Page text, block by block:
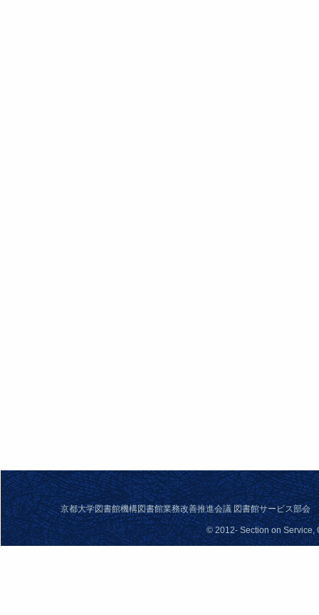
京都大学図書館機構図書館業務改善推進会議 図書館サービス部
© 2012- Section on Service,